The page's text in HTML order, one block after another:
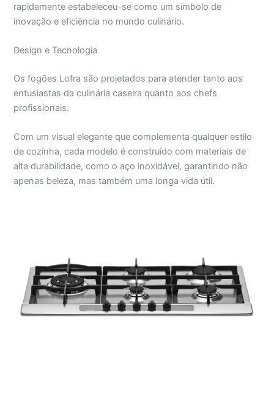
rapidamente estabeleceu-se como um símbolo de
inovação e eficiência no mundo culinário.
Design e Tecnologia
Os fogões Lofra são projetados para atender tanto aos
entusiastas da culinária caseira quanto aos chefs
profissionais.
Com um visual elegante que complementa qualquer estilo
de cozinha, cada modelo é construído com materiais de
alta durabilidade, como o aço inoxidável, garantindo não
apenas beleza, mas também uma longa vida útil.